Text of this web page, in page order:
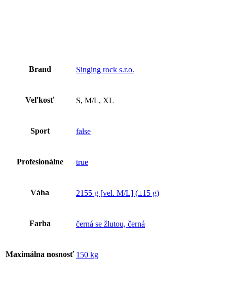
Brand Singing rock s.r.o.
Veľkosť S, M/L, XL
Sport false
Profesionálne true
Váha 2155 g [vel. M/L] (±15 g)
Farba černá se žlutou, černá
Maximálna nosnosť 150 kg